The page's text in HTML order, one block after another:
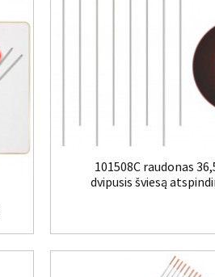
101508C raudonas
dvipusis šviesą